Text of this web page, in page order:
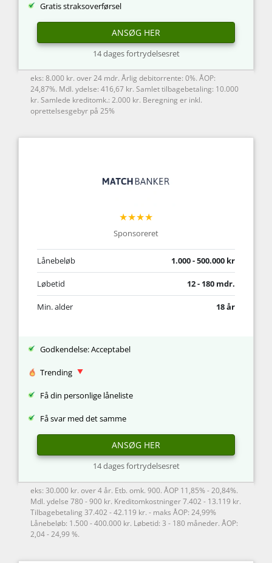
Gratis straksoverførsel
ANSØG HER
14 dages fortrydelsesret
eks: 8.000 kr. over 24 mdr. Årlig debitorrente: 0%. ÅOP:
24,87%. Mdl. ydelse: 416,67 kr. Samlet tilbagebetaling: 10.000
kr. Samlede kreditomk.: 2.000 kr. Beregning er inkl.
oprettelsesgebyr på 25%
★★★★
Sponsoreret
Lånebeløb 1.000 - 500.000 kr
Løbetid 12 - 180 mdr.
Min. alder 18 år
Godkendelse: Acceptabel
Trending
Få din personlige låneliste
Få svar med det samme
ANSØG HER
14 dages fortrydelsesret
eks: 30.000 kr. over 4 år. Etb. omk. 900. ÅOP 11,85% - 20,84%.
Mdl. ydelse 780 - 900 kr. Kreditomkostninger 7.402 - 13.119 kr.
Tilbagebetaling 37.402 - 42.119 kr. - maks ÅOP: 24,99%
Lånebeløb: 1.500 - 400.000 kr. Løbetid: 3 - 180 måneder. ÅOP:
2,04 - 24,99 %.